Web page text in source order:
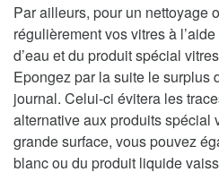
Par ailleurs, pour un nettoyage
régulièrement vos vitres à
d’eau et du produit spécial
Epongez par la suite le surplus
journal. Celui-ci évitera les
alternative aux produits spécial
grande surface, vous pouvez
blanc ou du produit liquide